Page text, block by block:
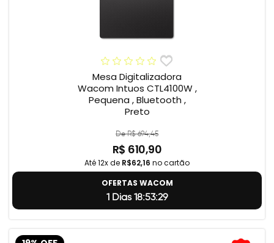
Mesa Digitalizadora
Wacom Intuos CTL4100W ,
Pequena , Bluetooth ,
Preto
De R$ 694,45
R$ 610,90
Até 12x de R$62,16 no cartão
OFERTAS WACOM
1 Dias 18:53:28